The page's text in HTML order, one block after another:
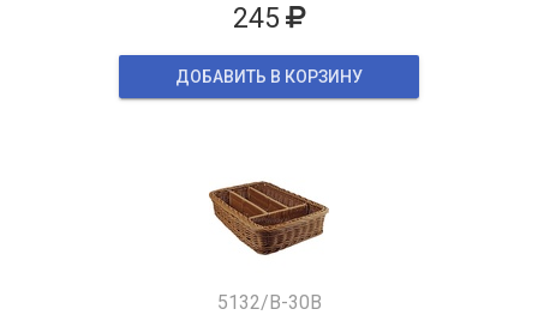
245
ДОБАВИТЬ В КОРЗИНУ
5132/B-30B